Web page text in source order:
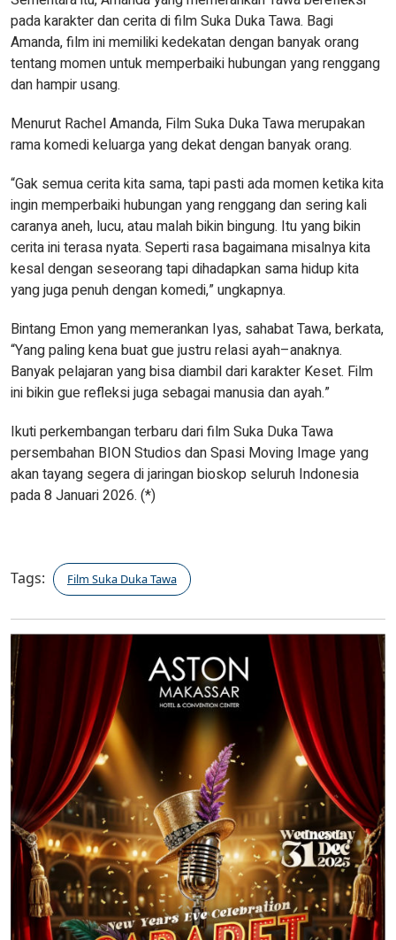
pada karakter dan cerita di film Suka Duka Tawa. Bagi
Amanda, film ini memiliki kedekatan dengan banyak orang
tentang momen untuk memperbaiki hubungan yang renggang
dan hampir usang.
Menurut Rachel Amanda, Film Suka Duka Tawa merupakan
rama komedi keluarga yang dekat dengan banyak orang.
“Gak semua cerita kita sama, tapi pasti ada momen ketika kita
ingin memperbaiki hubungan yang renggang dan sering kali
caranya aneh, lucu, atau malah bikin bingung. Itu yang bikin
cerita ini terasa nyata. Seperti rasa bagaimana misalnya kita
kesal dengan seseorang tapi dihadapkan sama hidup kita
yang juga penuh dengan komedi,” ungkapnya.
Bintang Emon yang memerankan Iyas, sahabat Tawa, berkata,
“Yang paling kena buat gue justru relasi ayah–anaknya.
Banyak pelajaran yang bisa diambil dari karakter Keset. Film
ini bikin gue refleksi juga sebagai manusia dan ayah.”
Ikuti perkembangan terbaru dari film Suka Duka Tawa
persembahan BION Studios dan Spasi Moving Image yang
akan tayang segera di jaringan bioskop seluruh Indonesia
pada 8 Januari 2026. (*)
Tags: Film Suka Duka Tawa